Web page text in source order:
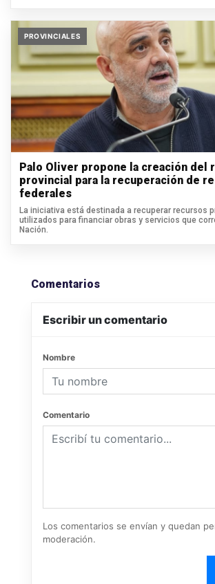
PROVINCIALES
Palo Oliver propone la creación del
provincial para la recuperación de
federales
La iniciativa está destinada a recuperar recursos
utilizados para financiar obras y servicios que
Nación.
Comentarios
Escribir un comentario
Nombre
Comentario
Los comentarios se envían y quedan
moderación.